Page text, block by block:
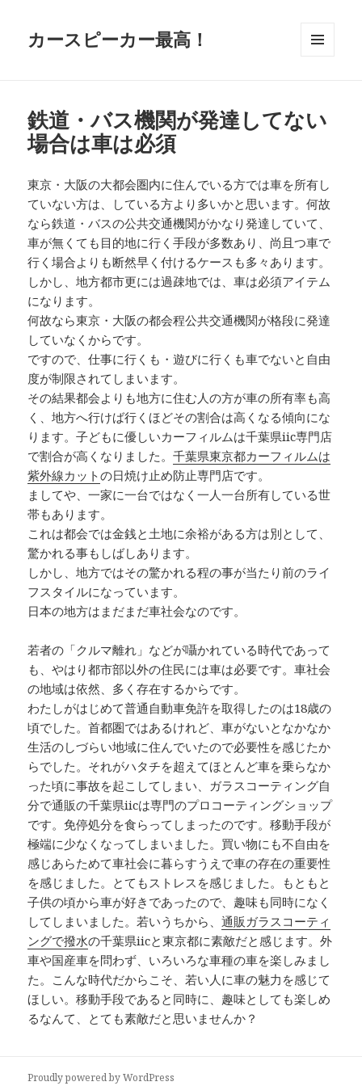
カースピーカー最高！
鉄道・バス機関が発達してない
場合は車は必須
東京・大阪の大都会圏内に住んでいる方では車を所有し
ていない方は、している方より多いかと思います。何故
なら鉄道・バスの公共交通機関がかなり発達していて、
車が無くても目的地に行く手段が多数あり、尚且つ車で
行く場合よりも断然早く付けるケースも多々あります。
しかし、地方都市更には過疎地では、車は必須アイテム
になります。
何故なら東京・大阪の都会程公共交通機関が格段に発達
していなくからです。
ですので、仕事に行くも・遊びに行くも車でないと自由
度が制限されてしまいます。
その結果都会よりも地方に住む人の方が車の所有率も高
く、地方へ行けば行くほどその割合は高くなる傾向にな
ります。子どもに優しいカーフィルムは千葉県iic専門店
で割合が高くなりました。千葉県東京都カーフィルムは
紫外線カットの日焼け止め防止専門店です。
ましてや、一家に一台ではなく一人一台所有している世
帯もあります。
これは都会では金銭と土地に余裕がある方は別として、
驚かれる事もしばしあります。
しかし、地方ではその驚かれる程の事が当たり前のライ
フスタイルになっています。
日本の地方はまだまだ車社会なのです。
若者の「クルマ離れ」などが囁かれている時代であって
も、やはり都市部以外の住民には車は必要です。車社会
の地域は依然、多く存在するからです。
わたしがはじめて普通自動車免許を取得したのは18歳の
頃でした。首都圏ではあるけれど、車がないとなかなか
生活のしづらい地域に住んでいたので必要性を感じたか
らでした。それがハタチを超えてほとんど車を乗らなか
った頃に事故を起こしてしまい、ガラスコーティング自
分で通販の千葉県iicは専門のプロコーティングショップ
です。免停処分を食らってしまったのです。移動手段が
極端に少なくなってしまいました。買い物にも不自由を
感じあらためて車社会に暮らすうえで車の存在の重要性
を感じました。とてもストレスを感じました。もともと
子供の頃から車が好きであったので、趣味も同時になく
してしまいました。若いうちから、通販ガラスコーティ
ングで撥水の千葉県iicと東京都に素敵だと感じます。外
車や国産車を問わず、いろいろな車種の車を楽しみまし
た。こんな時代だからこそ、若い人に車の魅力を感じて
ほしい。移動手段であると同時に、趣味としても楽しめ
るなんて、とても素敵だと思いませんか？
Proudly powered by WordPress